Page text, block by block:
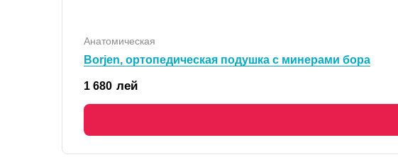
Анатомическая
Borjen, ортопедическая подушка с минерами бора
1 680 лей